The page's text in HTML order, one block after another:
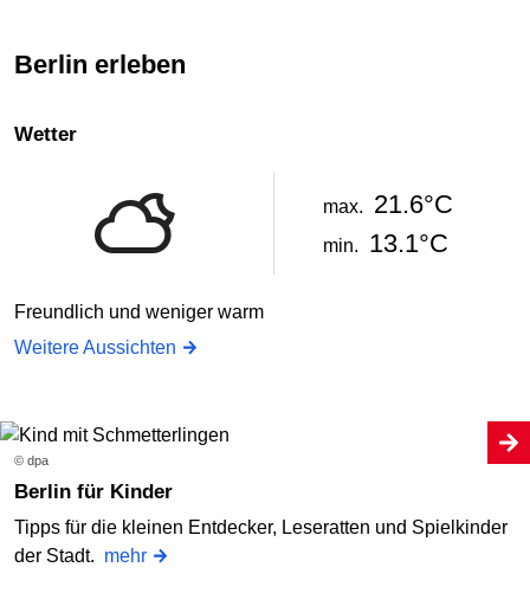
Berlin erleben
Wetter
max. 21.6°C
min. 13.1°C
Freundlich und weniger warm
Weitere Aussichten
© dpa
Berlin für Kinder
Tipps für die kleinen Entdecker, Leseratten und Spielkinder
der Stadt. mehr